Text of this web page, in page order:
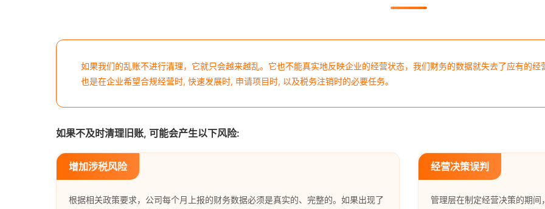
如果我们的乱账不进行清理，它就只会越来越乱。它也不能真实地反映企业的经营状态，我们财务的数据就失去了应有的
也是在企业希望合规经营时, 快速发展时, 申请项目时, 以及税务注销时的必要任务。
如果不及时清理旧账, 可能会产生以下风险:
增加涉税风险
根据相关政策要求，公司每个月上报的财务数据必须是真实的、完整的。如果出现了
经营决策误判
管理层在制定经营决策的期